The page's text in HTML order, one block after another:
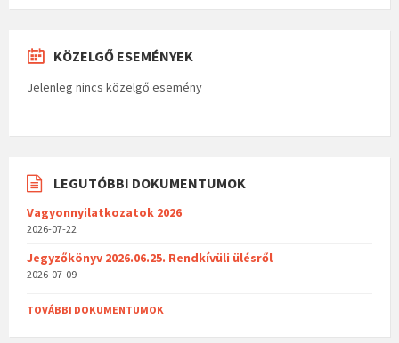
KÖZELGŐ ESEMÉNYEK
Jelenleg nincs közelgő esemény
LEGUTÓBBI DOKUMENTUMOK
Vagyonnyilatkozatok 2026
2026-07-22
Jegyzőkönyv 2026.06.25. Rendkívüli ülésről
2026-07-09
TOVÁBBI DOKUMENTUMOK